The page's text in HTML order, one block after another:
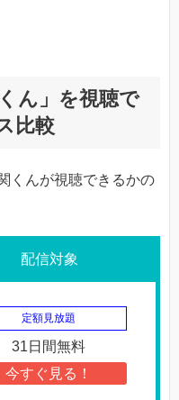
ん」を視聴で
比較
くんが視聴できるかの
配信対象
定額見放題
31日間無料
今すぐ見る！